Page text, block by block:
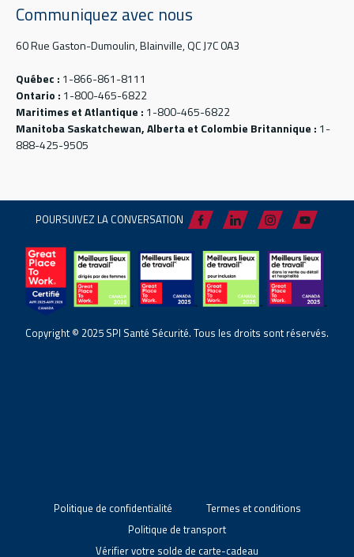
Communiquez avec nous
60 Rue Gaston-Dumoulin, Blainville, QC J7C 0A3
Québec : 1-866-861-8111
Ontario : 1-800-465-6822
Maritimes et Atlantique : 1-800-465-6822
Manitoba Saskatchewan, Alberta et Colombie Britannique : 1-
888-425-9505
POURSUIVEZ LA CONVERSATION
Copyright © 2025 SPI Santé Sécurité. Tous les droits sont réservés.
Politique de confidentialité
Termes et conditions
Politique de transport
Vérifier votre solde de carte-cadeau